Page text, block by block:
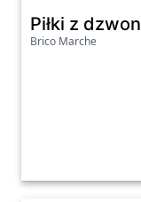
Piłki z
Brico Marche